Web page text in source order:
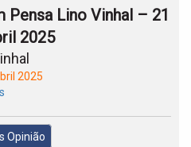
Pensa Lino Vinhal – 21
2025
2025
Opinião